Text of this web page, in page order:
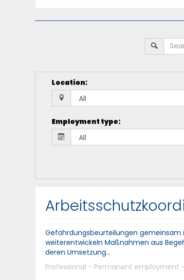
Location:
Employment type:
Gefährdungsbeurteilungen
weiterentwickeln Maßnahmen aus
deren Umsetzung...
Professional - Permanent employment